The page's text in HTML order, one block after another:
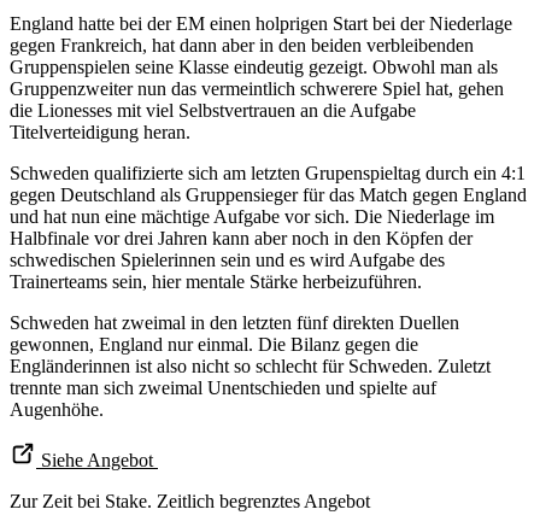
England hatte bei der EM einen holprigen Start bei der Niederlage
gegen Frankreich, hat dann aber in den beiden verbleibenden
Gruppenspielen seine Klasse eindeutig gezeigt. Obwohl man als
Gruppenzweiter nun das vermeintlich schwerere Spiel hat, gehen
die Lionesses mit viel Selbstvertrauen an die Aufgabe
Titelverteidigung heran.
Schweden qualifizierte sich am letzten Grupenspieltag durch ein 4:1
gegen Deutschland als Gruppensieger für das Match gegen England
und hat nun eine mächtige Aufgabe vor sich. Die Niederlage im
Halbfinale vor drei Jahren kann aber noch in den Köpfen der
schwedischen Spielerinnen sein und es wird Aufgabe des
Trainerteams sein, hier mentale Stärke herbeizuführen.
Schweden hat zweimal in den letzten fünf direkten Duellen
gewonnen, England nur einmal. Die Bilanz gegen die
Engländerinnen ist also nicht so schlecht für Schweden. Zuletzt
trennte man sich zweimal Unentschieden und spielte auf
Augenhöhe.
Siehe Angebot
Zur Zeit bei Stake. Zeitlich begrenztes Angebot